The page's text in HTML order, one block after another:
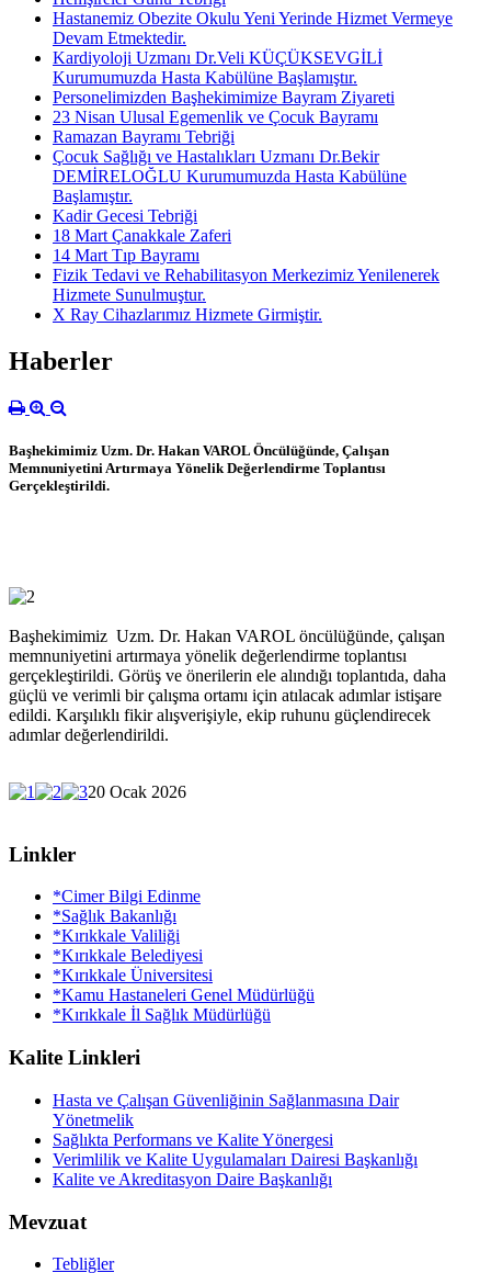
Hastanemiz Obezite Okulu Yeni Yerinde Hizmet Vermeye
Devam Etmektedir.
Kardiyoloji Uzmanı Dr.Veli KÜÇÜKSEVGİLİ
Kurumumuzda Hasta Kabülüne Başlamıştır.
Personelimizden Başhekimimize Bayram Ziyareti
23 Nisan Ulusal Egemenlik ve Çocuk Bayramı
Ramazan Bayramı Tebriği
Çocuk Sağlığı ve Hastalıkları Uzmanı Dr.Bekir
DEMİRELOĞLU Kurumumuzda Hasta Kabülüne
Başlamıştır.
Kadir Gecesi Tebriği
18 Mart Çanakkale Zaferi
14 Mart Tıp Bayramı
Fizik Tedavi ve Rehabilitasyon Merkezimiz Yenilenerek
Hizmete Sunulmuştur.
X Ray Cihazlarımız Hizmete Girmiştir.
Haberler
Başhekimimiz Uzm. Dr. Hakan VAROL Öncülüğünde, Çalışan
Memnuniyetini Artırmaya Yönelik Değerlendirme Toplantısı
Gerçekleştirildi.
Başhekimimiz Uzm. Dr. Hakan VAROL öncülüğünde, çalışan
memnuniyetini artırmaya yönelik değerlendirme toplantısı
gerçekleştirildi. Görüş ve önerilerin ele alındığı toplantıda, daha
güçlü ve verimli bir çalışma ortamı için atılacak adımlar istişare
edildi. Karşılıklı fikir alışverişiyle, ekip ruhunu güçlendirecek
adımlar değerlendirildi.
20 Ocak 2026
Linkler
*Cimer Bilgi Edinme
*Sağlık Bakanlığı
*Kırıkkale Valiliği
*Kırıkkale Belediyesi
*Kırıkkale Üniversitesi
*Kamu Hastaneleri Genel Müdürlüğü
*Kırıkkale İl Sağlık Müdürlüğü
Kalite Linkleri
Hasta ve Çalışan Güvenliğinin Sağlanmasına Dair
Yönetmelik
Sağlıkta Performans ve Kalite Yönergesi
Verimlilik ve Kalite Uygulamaları Dairesi Başkanlığı
Kalite ve Akreditasyon Daire Başkanlığı
Mevzuat
Tebliğler